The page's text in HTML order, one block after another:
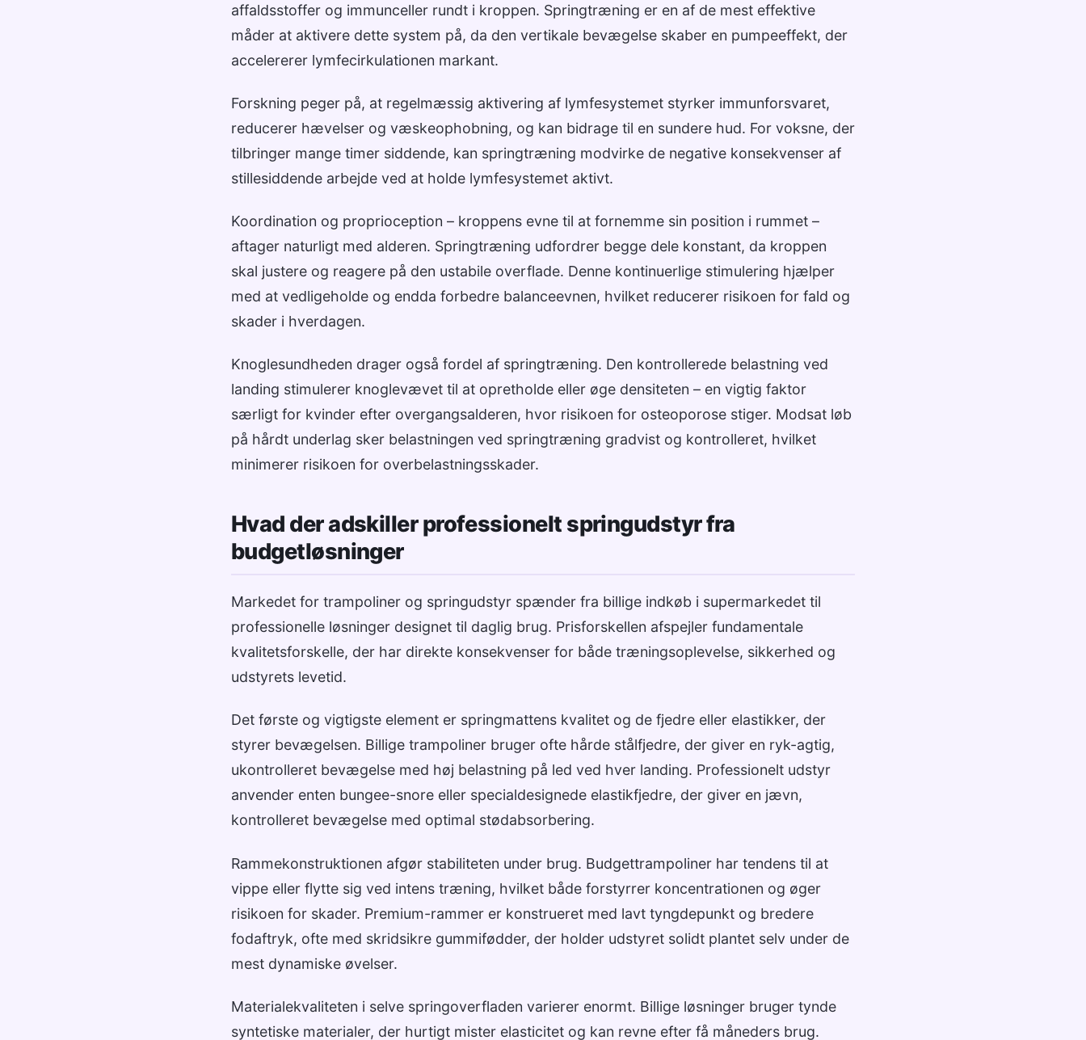
affaldsstoffer og immunceller rundt i kroppen. Springtræning er en af de mest effektive
måder at aktivere dette system på, da den vertikale bevægelse skaber en pumpeeffekt, der
accelererer lymfecirkulationen markant.
Forskning peger på, at regelmæssig aktivering af lymfesystemet styrker immunforsvaret,
reducerer hævelser og væskeophobning, og kan bidrage til en sundere hud. For voksne, der
tilbringer mange timer siddende, kan springtræning modvirke de negative konsekvenser af
stillesiddende arbejde ved at holde lymfesystemet aktivt.
Koordination og proprioception – kroppens evne til at fornemme sin position i rummet –
aftager naturligt med alderen. Springtræning udfordrer begge dele konstant, da kroppen
skal justere og reagere på den ustabile overflade. Denne kontinuerlige stimulering hjælper
med at vedligeholde og endda forbedre balanceevnen, hvilket reducerer risikoen for fald og
skader i hverdagen.
Knoglesundheden drager også fordel af springtræning. Den kontrollerede belastning ved
landing stimulerer knoglevævet til at opretholde eller øge densiteten – en vigtig faktor
særligt for kvinder efter overgangsalderen, hvor risikoen for osteoporose stiger. Modsat løb
på hårdt underlag sker belastningen ved springtræning gradvist og kontrolleret, hvilket
minimerer risikoen for overbelastningsskader.
Hvad der adskiller professionelt springudstyr fra
budgetløsninger
Markedet for trampoliner og springudstyr spænder fra billige indkøb i supermarkedet til
professionelle løsninger designet til daglig brug. Prisforskellen afspejler fundamentale
kvalitetsforskelle, der har direkte konsekvenser for både træningsoplevelse, sikkerhed og
udstyrets levetid.
Det første og vigtigste element er springmattens kvalitet og de fjedre eller elastikker, der
styrer bevægelsen. Billige trampoliner bruger ofte hårde stålfjedre, der giver en ryk-agtig,
ukontrolleret bevægelse med høj belastning på led ved hver landing. Professionelt udstyr
anvender enten bungee-snore eller specialdesignede elastikfjedre, der giver en jævn,
kontrolleret bevægelse med optimal stødabsorbering.
Rammekonstruktionen afgør stabiliteten under brug. Budgettrampoliner har tendens til at
vippe eller flytte sig ved intens træning, hvilket både forstyrrer koncentrationen og øger
risikoen for skader. Premium-rammer er konstrueret med lavt tyngdepunkt og bredere
fodaftryk, ofte med skridsikre gummifødder, der holder udstyret solidt plantet selv under de
mest dynamiske øvelser.
Materialekvaliteten i selve springoverfladen varierer enormt. Billige løsninger bruger tynde
syntetiske materialer, der hurtigt mister elasticitet og kan revne efter få måneders brug.